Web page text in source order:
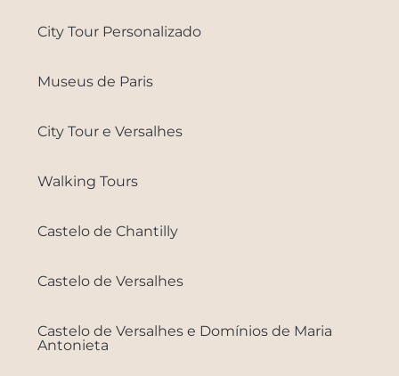
City Tour Personalizado
Museus de Paris
City Tour e Versalhes
Walking Tours
Castelo de Chantilly
Castelo de Versalhes
Castelo de Versalhes e Domínios de Maria
Antonieta